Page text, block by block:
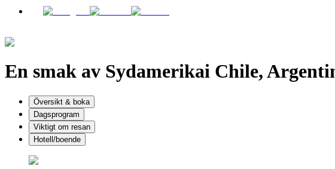
En smak av Sydamerikai Chile,
Översikt & boka
Dagsprogram
Viktigt om resan
Hotell/boende